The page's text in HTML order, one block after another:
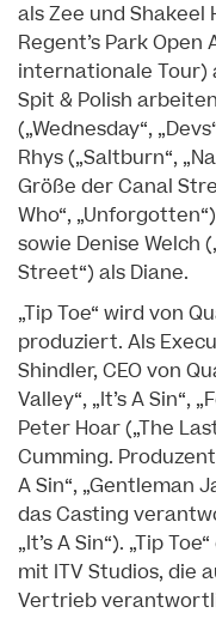
als Zee und Shakeel
Regent’s Park Open
internationale Tour)
Spit & Polish
(„Wednesday“,
Rhys („Saltburn“,
Größe der Canal
Who“,
sowie Denise Welch
Street“) als Diane.
„Tip Toe“ wird von
produziert. Als
Shindler, CEO von
Valley“, „It’s A Sin“,
Peter Hoar („The
Cumming.
A Sin“, „Gentleman
das Casting
„It’s A Sin“). „Tip
mit ITV Studios, die
Vertrieb